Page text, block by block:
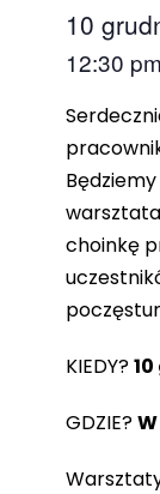
10
12:30 pm
choinkę
KIEDY?
GDZIE?